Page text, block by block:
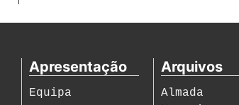
Apresentação
Equipa
Arquivos
Almada